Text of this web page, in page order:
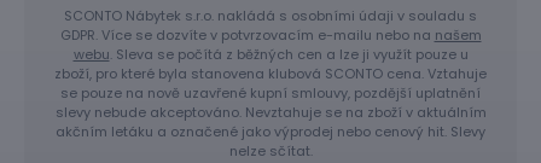
SCONTO Nábytek s.r.o. nakládá s osobními údaji v souladu s
GDPR. Více se dozvíte v potvrzovacím e-mailu nebo na našem
webu. Sleva se počítá z běžných cen a lze ji využít pouze u
zboží, pro které byla stanovena klubová SCONTO cena. Vztahuje
se pouze na nově uzavřené kupní smlouvy, pozdější uplatnění
slevy nebude akceptováno. Nevztahuje se na zboží v aktuálním
akčním letáku a označené jako výprodej nebo cenový hit. Slevy
nelze sčítat.